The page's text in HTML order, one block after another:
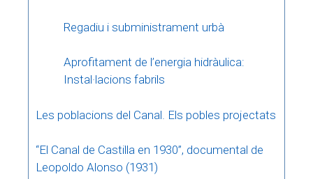
Regadiu i subministrament urbà
Aprofitament de l’energia hidràulica:
Instal·lacions fabrils
Les poblacions del Canal. Els pobles projectats
“El Canal de Castilla en 1930”, documental de
Leopoldo Alonso (1931)